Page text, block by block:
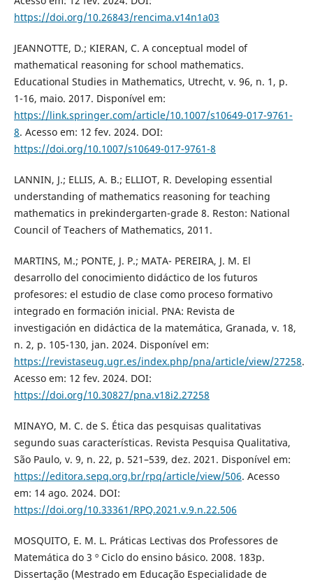
https://doi.org/10.26843/rencima.v14n1a03
JEANNOTTE, D.; KIERAN, C. A conceptual model of
mathematical reasoning for school mathematics.
Educational Studies in Mathematics, Utrecht, v. 96, n. 1, p.
1-16, maio. 2017. Disponível em:
https://link.springer.com/article/10.1007/s10649-017-9761-
8. Acesso em: 12 fev. 2024. DOI:
https://doi.org/10.1007/s10649-017-9761-8
LANNIN, J.; ELLIS, A. B.; ELLIOT, R. Developing essential
understanding of mathematics reasoning for teaching
mathematics in prekindergarten-grade 8. Reston: National
Council of Teachers of Mathematics, 2011.
MARTINS, M.; PONTE, J. P.; MATA- PEREIRA, J. M. El
desarrollo del conocimiento didáctico de los futuros
profesores: el estudio de clase como proceso formativo
integrado en formación inicial. PNA: Revista de
investigación en didáctica de la matemática, Granada, v. 18,
n. 2, p. 105-130, jan. 2024. Disponível em:
https://revistaseug.ugr.es/index.php/pna/article/view/27258.
Acesso em: 12 fev. 2024. DOI:
https://doi.org/10.30827/pna.v18i2.27258
MINAYO, M. C. de S. Ética das pesquisas qualitativas
segundo suas características. Revista Pesquisa Qualitativa,
São Paulo, v. 9, n. 22, p. 521–539, dez. 2021. Disponível em:
https://editora.sepq.org.br/rpq/article/view/506. Acesso
em: 14 ago. 2024. DOI:
https://doi.org/10.33361/RPQ.2021.v.9.n.22.506
MOSQUITO, E. M. L. Práticas Lectivas dos Professores de
Matemática do 3 º Ciclo do ensino básico. 2008. 183p.
Dissertação (Mestrado em Educação Especialidade de